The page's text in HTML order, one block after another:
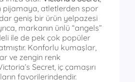
pijamaya, atletlerden spor
geniş bir ürün yelpazesi
markanın ünlü “angels”
ile de pek çok popüler
Konforlu kumaşlar,
ve zengin renk
Secret, iç çamaşırı
favorilerindendir.